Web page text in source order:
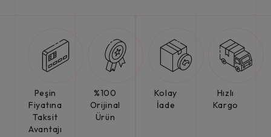
Peşin
Fiyatına
Taksit
Avantajı
%100
Orijinal
Ürün
Kolay
İade
Hızlı
Kargo